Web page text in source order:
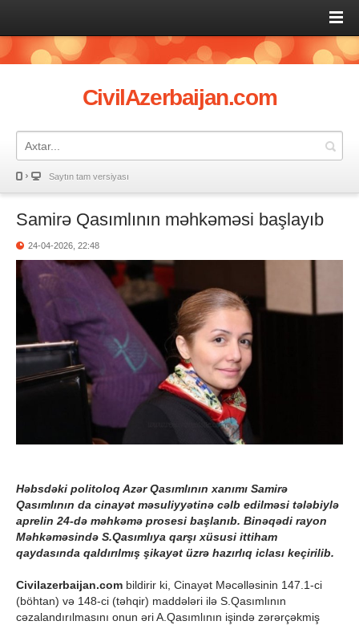
CivilAzerbaijan.com
Saytın tam versiyası
Samirə Qasımlının məhkəməsi başlayıb
24-04-2026, 22:48
Həbsdəki politoloq Azər Qasımlının xanımı Samirə
Qasımlının da cinayət məsuliyyətinə cəlb edilməsi tələbiylə
aprelin 24-də məhkəmə prosesi başlanıb. Binəqədi rayon
Məhkəməsində S.Qasımlıya qarşı xüsusi ittiham
qaydasında qaldırılmış şikayət üzrə hazırlıq iclası keçirilib.
Civilazerbaijan.com bildirir ki, Cinayət Məcəlləsinin 147.1-ci
(böhtan) və 148-ci (təhqir) maddələri ilə S.Qasımlının
cəzalandırılmasını onun əri A.Qasımlının işində zərərçəkmiş